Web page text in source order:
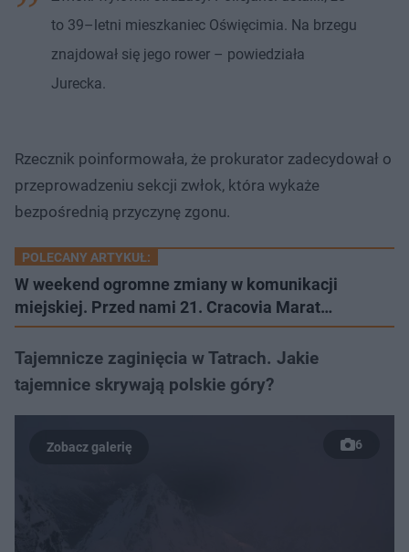
to 39–letni mieszkaniec Oświęcimia. Na brzegu
znajdował się jego rower – powiedziała
Jurecka.
Rzecznik poinformowała, że prokurator zadecydował o
przeprowadzeniu sekcji zwłok, która wykaże
bezpośrednią przyczynę zgonu.
POLECANY ARTYKUŁ:
W weekend ogromne zmiany w komunikacji
miejskiej. Przed nami 21. Cracovia Marat…
Tajemnicze zaginięcia w Tatrach. Jakie
tajemnice skrywają polskie góry?
6